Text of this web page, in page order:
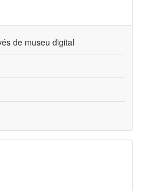
de museu digital